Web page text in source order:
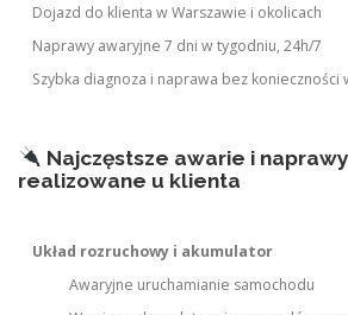
Dojazd do klienta w Warszawie i okolicach
Naprawy awaryjne 7 dni w tygodniu, 24h/7
Szybka diagnoza i naprawa bez konieczności
Najczęstsze awarie i
realizowane u klienta
Układ rozruchowy i akumulator
Awaryjne uruchamianie samochodu